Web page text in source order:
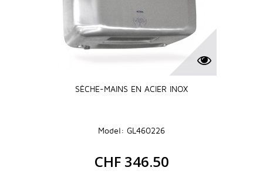
SÈCHE-MAINS EN ACIER INOX
Model: GL460226
CHF 346.50